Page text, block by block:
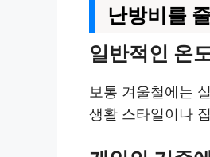
난방비를
일반적인 온
보통 겨울철에는
생활 스타일이나